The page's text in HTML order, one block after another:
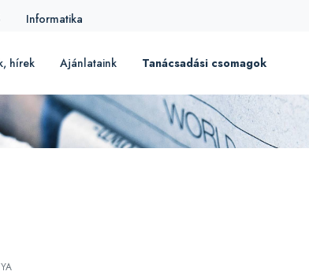
Informatika
hírek Ajánlataink Tanácsadási csomagok